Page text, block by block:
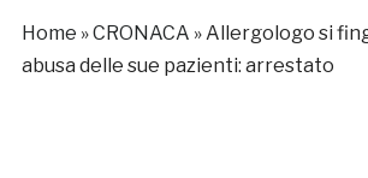
Home »CRONACA »Allergologo si
abusa delle sue pazienti: arrestato